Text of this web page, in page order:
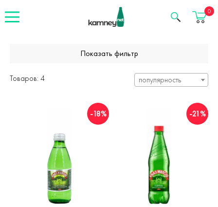
0
Корзина
Показать фильтр
Товаров: 4 популярность
-18% -21%